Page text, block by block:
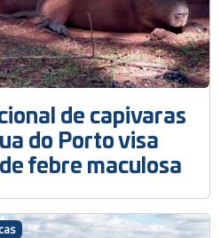
de capivaras
do Porto visa
febre maculosa